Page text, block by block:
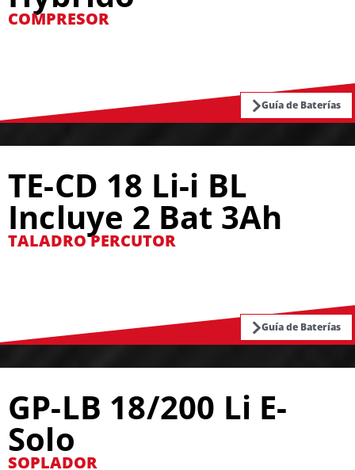
COMPRESOR
Guía de Baterías
TE-CD 18 Li-i BL
Incluye 2 Bat 3Ah
TALADRO PERCUTOR
Guía de Baterías
GP-LB 18/200 Li E-
Solo
SOPLADOR